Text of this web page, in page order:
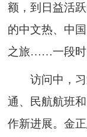
额，到日益活
的中文热、中
之旅……一段时
访问中，
通、民航航班
作新进展。金